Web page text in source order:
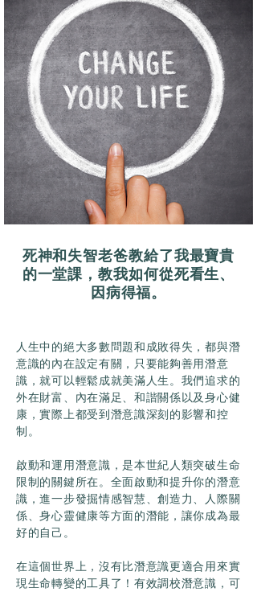
死神和失智老爸教給了我最寶貴
的一堂課，教我如何從死看生、
因病得福。
人生中的絕大多數問題和成敗得失，都與潛
意識的內在設定有關，只要能夠善用潛意
識，就可以輕鬆成就美滿人生。我們追求的
外在財富、內在滿足、和諧關係以及身心健
康，實際上都受到潛意識深刻的影響和控
制。
啟動和運用潛意識，是本世紀人類突破生命
限制的關鍵所在。全面啟動和提升你的潛意
識，進一步發掘情感智慧、創造力、人際關
係、身心靈健康等方面的潛能，讓你成為最
好的自己。
在這個世界上，沒有比潛意識更適合用來實
現生命轉變的工具了！有效調校潛意識，可